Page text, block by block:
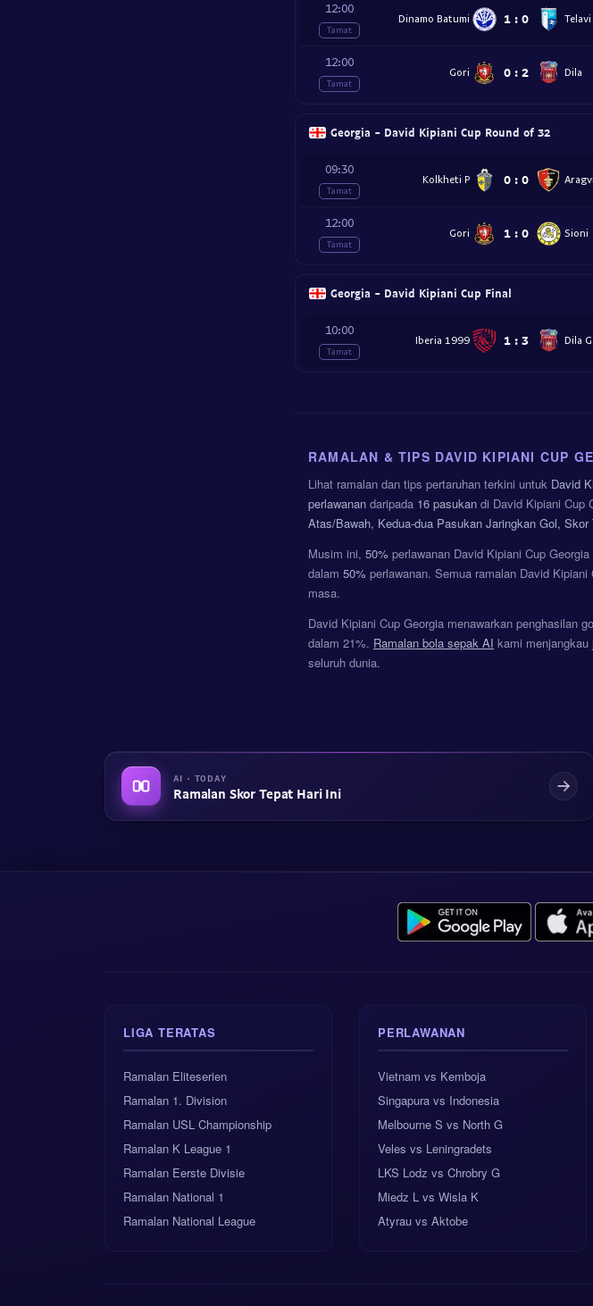
12:00
Tamat
Dinamo Batumi 1 : 0 Telavi
12:00
Tamat
Gori 0 : 2 Dila
Georgia - David Kipiani Cup Round of 32
09:30
Tamat
Kolkheti P 0 : 0
12:00
Tamat
Gori 1 : 0 Sioni
Georgia - David Kipiani Cup Final
10:00
Tamat
Iberia 1999 1 : 3 Dila
RAMALAN & TIPS DAVID KIPIANI CUP
Lihat ramalan dan tips pertaruhan terkini untuk David
perlawanan daripada 16 pasukan di David Kipiani Cup
Atas/Bawah, Kedua-dua Pasukan Jaringkan Gol,
Musim ini, 50% perlawanan David Kipiani Cup
dalam 50% perlawanan. Semua ramalan David
masa.
David Kipiani Cup Georgia menawarkan penghasilan
dalam 21%. Ramalan bola sepak AI kami
seluruh dunia.
AI · TODAY
Ramalan Skor Tepat Hari Ini
LIGA TERATAS
Ramalan Eliteserien
Ramalan 1. Division
Ramalan USL Championship
Ramalan K League 1
Ramalan Eerste Divisie
Ramalan National 1
Ramalan National League
PERLAWANAN
Vietnam vs Kemboja
Singapura vs Indonesia
Melbourne S vs North G
Veles vs Leningradets
LKS Lodz vs Chrobry G
Miedz L vs Wisla K
Atyrau vs Aktobe